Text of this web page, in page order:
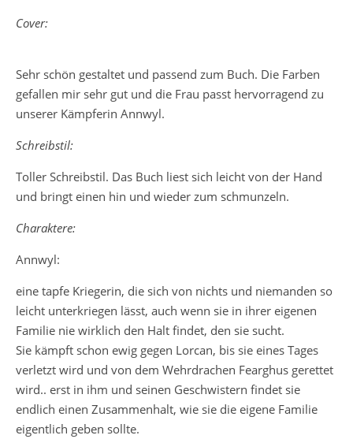
Cover:
Sehr schön gestaltet und passend zum Buch. Die Farben
gefallen mir sehr gut und die Frau passt hervorragend zu
unserer Kämpferin Annwyl.
Schreibstil:
Toller Schreibstil. Das Buch liest sich leicht von der Hand
und bringt einen hin und wieder zum schmunzeln.
Charaktere:
Annwyl:
eine tapfe Kriegerin, die sich von nichts und niemanden so
leicht unterkriegen lässt, auch wenn sie in ihrer eigenen
Familie nie wirklich den Halt findet, den sie sucht.
Sie kämpft schon ewig gegen Lorcan, bis sie eines Tages
verletzt wird und von dem Wehrdrachen Fearghus gerettet
wird.. erst in ihm und seinen Geschwistern findet sie
endlich einen Zusammenhalt, wie sie die eigene Familie
eigentlich geben sollte.